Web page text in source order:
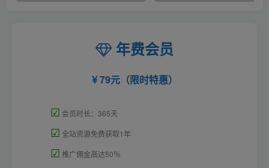
年费会员
79元（限时特惠）
☑ 会员时长：365天
☑ 全站资源免费获取1年
☑ 推广佣金高达50％